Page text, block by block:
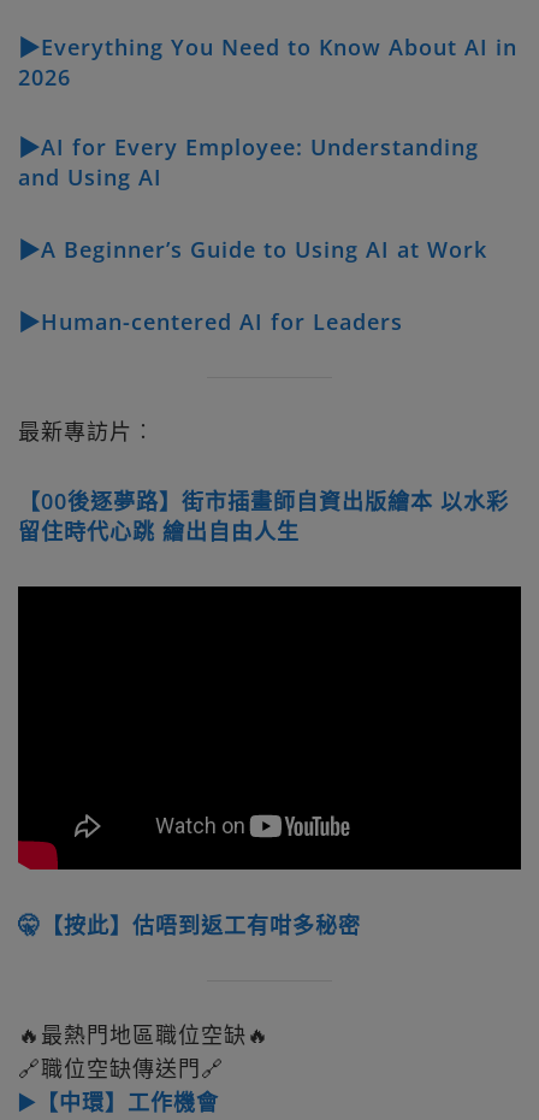
▶Everything You Need to Know About AI in
2026
▶AI for Every Employee: Understanding
and Using AI
▶A Beginner’s Guide to Using AI at Work
▶Human-centered AI for Leaders
最新專訪片︰
【00後逐夢路】街市插畫師自資出版繪本 以水彩
留住時代心跳 繪出自由人生
🤫【按此】估唔到返工有咁多秘密
🔥最熱門地區職位空缺🔥
🔗職位空缺傳送門🔗
▶️【中環】工作機會